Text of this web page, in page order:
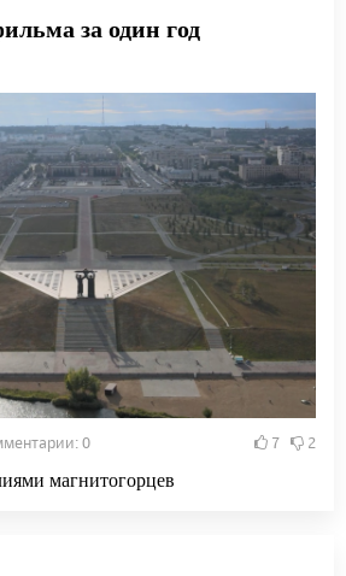
за один год
0 7 2
магнитогорцев